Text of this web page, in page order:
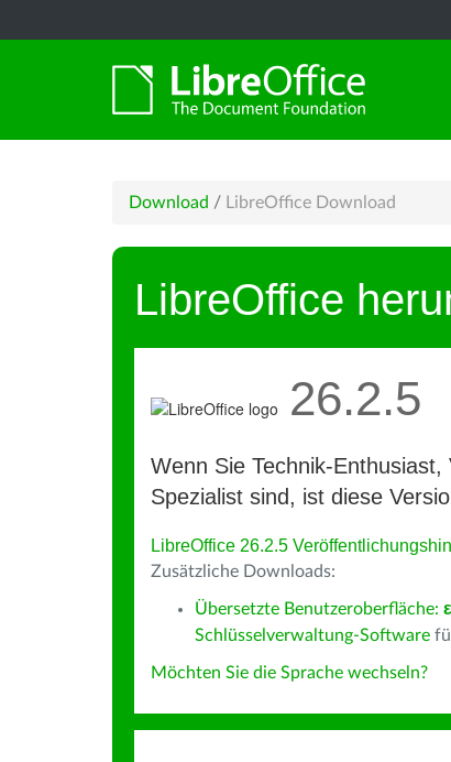
Download / LibreOffice Download
LibreOffice
26.2.5
Wenn Sie Technik-Enthusiast,
Spezialist sind, ist diese
LibreOffice 26.2.5
Zusätzliche Downloads:
Übersetzte Benutzeroberfläche:
Schlüsselverwaltung-Software
Möchten Sie die Sprache wechseln?